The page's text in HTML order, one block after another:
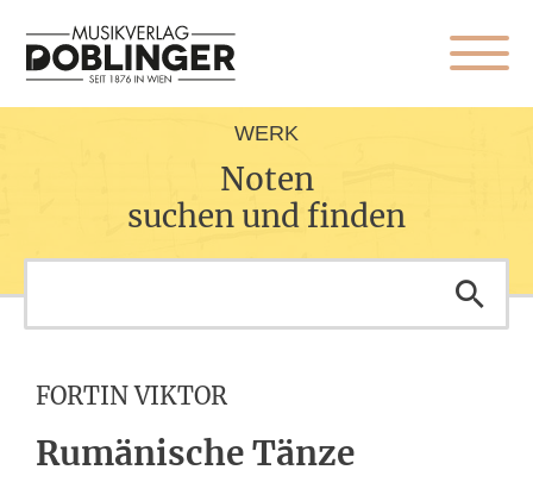
WERK
Noten
suchen und finden
FORTIN VIKTOR
Rumänische Tänze